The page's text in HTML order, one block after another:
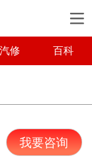
汽修 百科
我要咨询